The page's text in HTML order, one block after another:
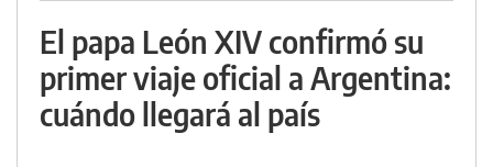
El papa León XIV confirmó su
primer viaje oficial a Argentina:
cuándo llegará al país